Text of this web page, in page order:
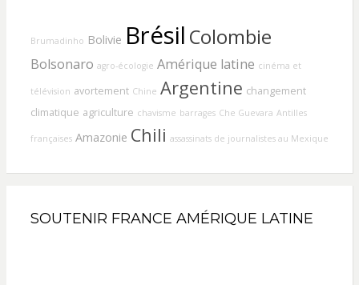
Brumadinho Bolivie Brésil Colombie
Bolsonaro agro-écologie Amérique latine cinéma et
télévision avortement Chine Argentine changement
climatique agriculture chavisme barrages Che Guevara Antilles
françaises Amazonie Chili assassinats de journalistes au Mexique
SOUTENIR FRANCE AMÉRIQUE LATINE